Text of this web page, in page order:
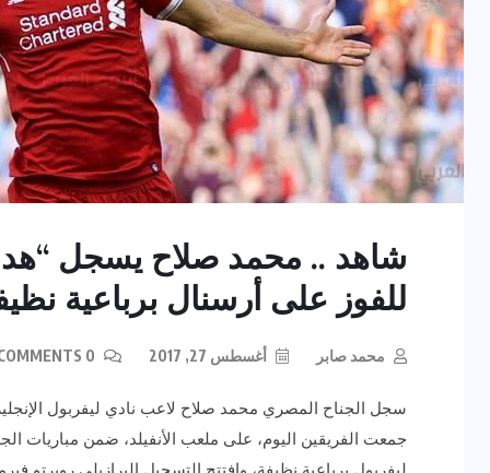
شاهد .. محمد صلاح يسجل
للفوز على أرسنال برباعية
محمد صابر أغسطس 27, 2017
سجل الجناح المصري محمد صلاح لاعب نادي ليفربول
جمعت الفريقين اليوم، على ملعب الأنفيلد، ضمن مباريات